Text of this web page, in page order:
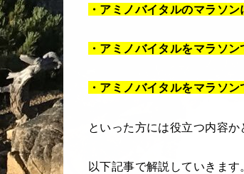
・アミノバイタルのマラソ
・アミノバイタルをマラソ
・アミノバイタルをマラソ
といった方には役立つ内容か
以下記事で解説していきます